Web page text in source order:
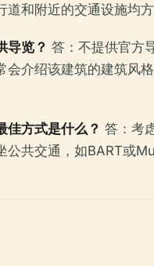
道和附近的交通设施均方
导览？ 答：不提供官方
会介绍该建筑的建筑风
佳方式是什么？ 答：考
公共交通，如BART或